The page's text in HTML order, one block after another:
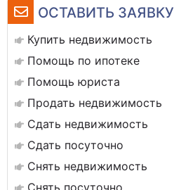
ОСТАВИТЬ ЗАЯВКУ
Купить недвижимость
Помощь по ипотеке
Помощь юриста
Продать недвижимость
Сдать недвижимость
Сдать посуточно
Снять недвижимость
Снять посуточно